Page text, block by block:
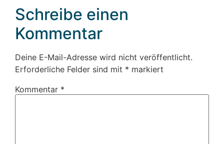
Schreibe einen
Kommentar
Deine E-Mail-Adresse wird nicht veröffentlicht.
Erforderliche Felder sind mit * markiert
Kommentar *